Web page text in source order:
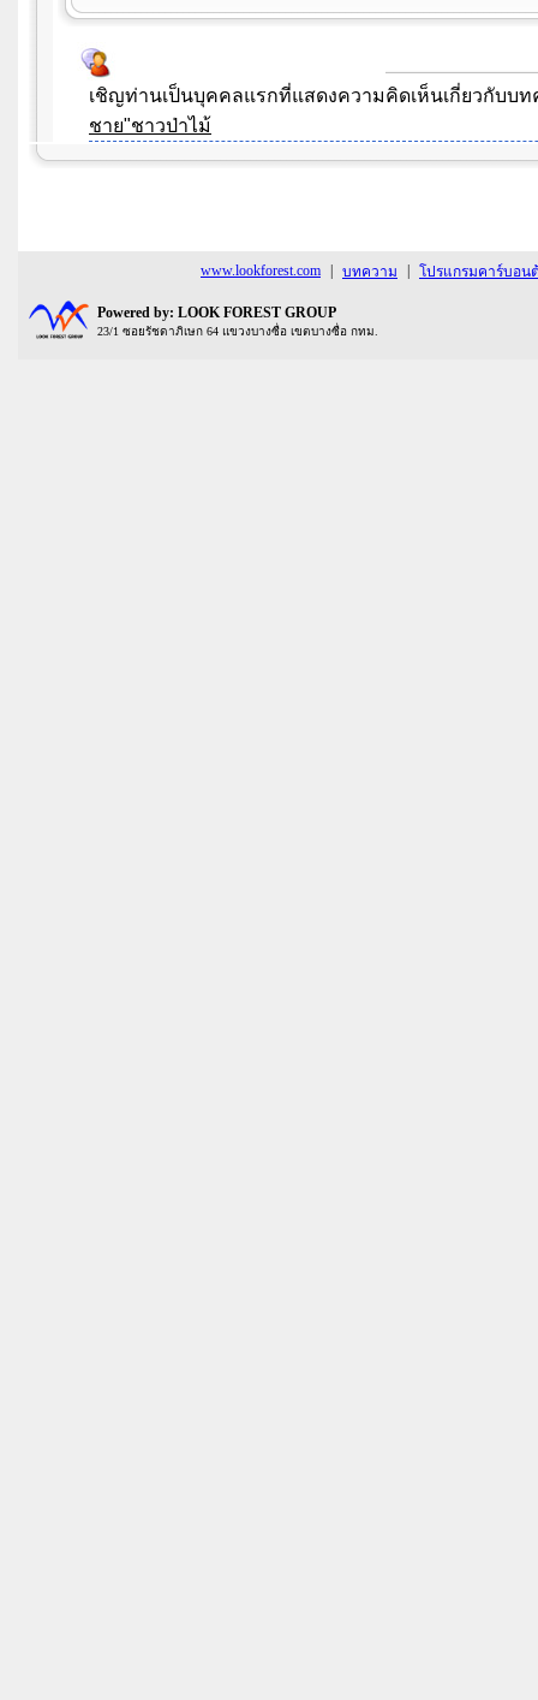
เชิญท่านเป็นบุคคลแรกที่แสดงความคิดเห็นเกี่ยวกับบ
ชาย"ชาวป่าไม้
www.lookforest.com บทความ โปรแกรมคาร์บอน
Powered by: LOOK FOREST GROUP
23/1 ซอยรัชดาภิเษก 64 แขวงบางซื่อ เขตบางซื่อ กทม.